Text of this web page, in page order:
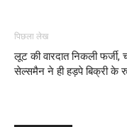
पिछला लेख
लूट की वारदात निकली फर्जी,
सेल्समैन ने ही हड़पे बिक्री के